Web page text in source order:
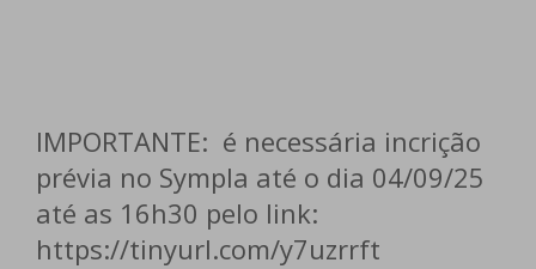
IMPORTANTE: é necessária incrição
prévia no Sympla até o dia 04/09/25
até as 16h30 pelo link:
https://tinyurl.com/y7uzrrft